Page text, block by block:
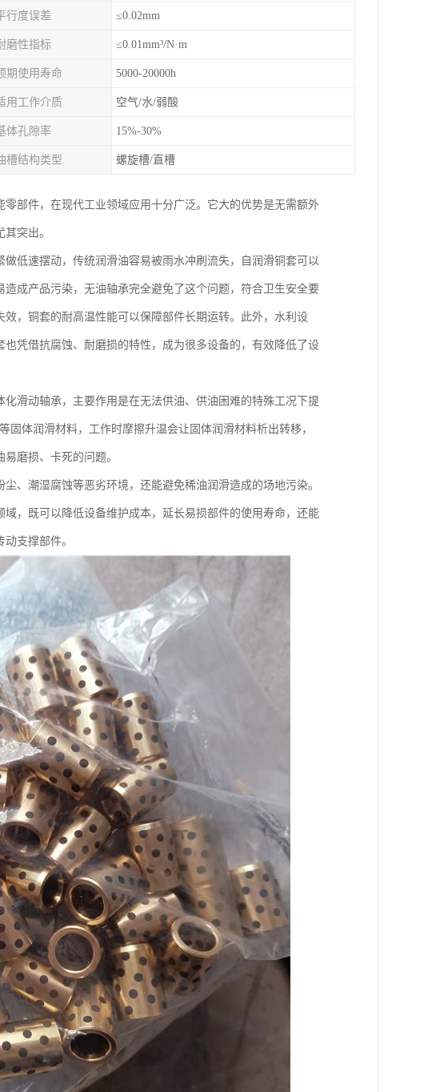
行度误差 ≤0.02mm
磨性指标 ≤0.01mm³/N·m
期使用寿命 5000-20000h
用工作介质 空气/水/弱酸
体孔隙率 15%-30%
槽结构类型 螺旋槽/直槽
部件，在现代工业领域应用十分广泛。它大的优势是无需额外
突出。
低速摆动，传统润滑油容易被雨水冲刷流失，自润滑铜套可以
成产品污染，无油轴承完全避免了这个问题，符合卫生安全要
，铜套的耐高温性能可以保障部件长期运转。此外，水利设
凭借抗腐蚀、耐磨损的特性，成为很多设备的，有效降低了设
滑动轴承，主要作用是在无法供油、供油困难的特殊工况下提
体润滑材料，工作时摩擦升温会让固体润滑材料析出转移，
磨损、卡死的问题。
、潮湿腐蚀等恶劣环境，还能避免稀油润滑造成的场地污染。
，既可以降低设备维护成本，延长易损部件的使用寿命，还能
支撑部件。